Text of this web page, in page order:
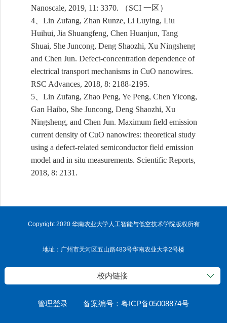
Nanoscale, 2019, 11: 3370.
（SCI 一区）
4
Lin Zufang, Zhan Runze, Li Luying, Liu
Huihui, Jia Shuangfeng, Chen Huanjun, Tang
Shuai, She Juncong, Deng Shaozhi, Xu Ningsheng
and Chen Jun. Defect-concentration dependence of
electrical transport mechanisms in CuO nanowires.
RSC Advances, 2018, 8: 2188-2195.
5
Lin Zufang, Zhao Peng, Ye Peng, Chen Yicong,
Gan Haibo, She Juncong, Deng Shaozhi, Xu
Ningsheng, and Chen Jun. Maximum field emission
current density of CuO nanowires: theoretical study
using a defect-related semiconductor field emission
model and in situ measurements. Scientific Reports,
2018, 8: 2131.
Copyright 2020 华南农业大学人工智能与低空技术学院版权所有
地址：广州市天河区五山路483号华南农业大学2号楼
校内链接
管理登录 备案编号：粤ICP备05008874号